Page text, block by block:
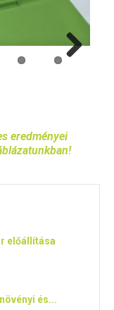
eredményei
előállítása
és...